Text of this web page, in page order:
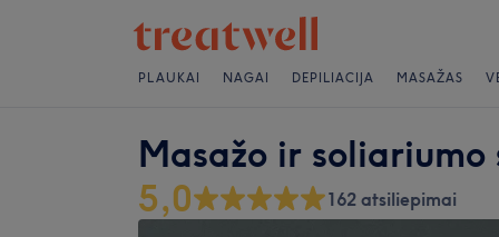
PLAUKAI NAGAI DEPILIACIJA MASAŽAS
Masažo ir soliariumo
5,0 162 atsiliepimai